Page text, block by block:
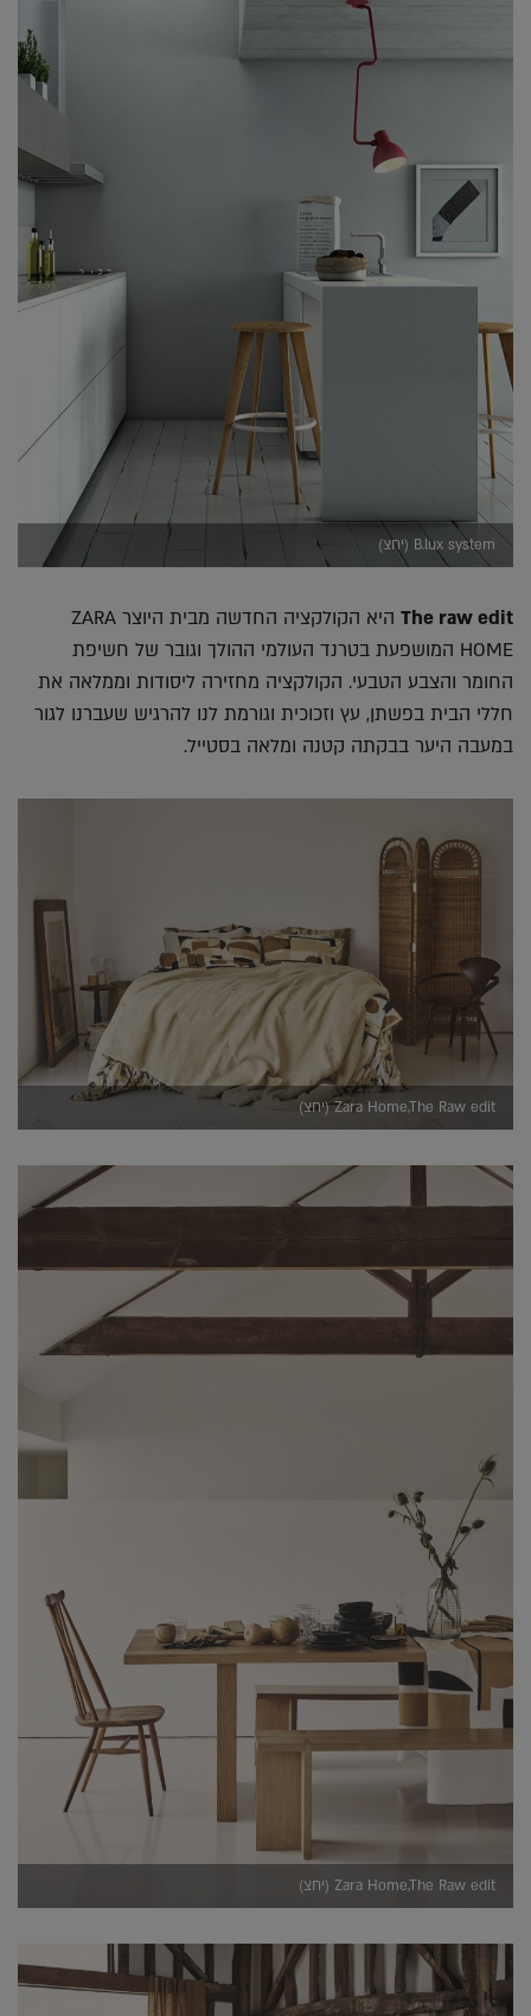
B.lux system (יחצ)
The raw edit
היא הקולקציה החדשה מבית היוצר ZARA
HOME המושפעת בטרנד העולמי ההולך וגובר של חשיפת
החומר והצבע הטבעי. הקולקציה מחזירה ליסודות וממלאה את
חללי הבית בפשתן, עץ וזכוכית וגורמת לנו להרגיש שעברנו לגור
במעבה היער בבקתה קטנה ומלאה בסטייל.
Zara Home,The Raw edit (יחצ)
Zara Home,The Raw edit (יחצ)